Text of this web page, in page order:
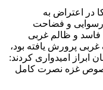
در اعتراض به
رسوایی و فضاحت
و ظالم غربی
پرورش یافته بود،
امیدواری کردند:
غزه نصرت کامل